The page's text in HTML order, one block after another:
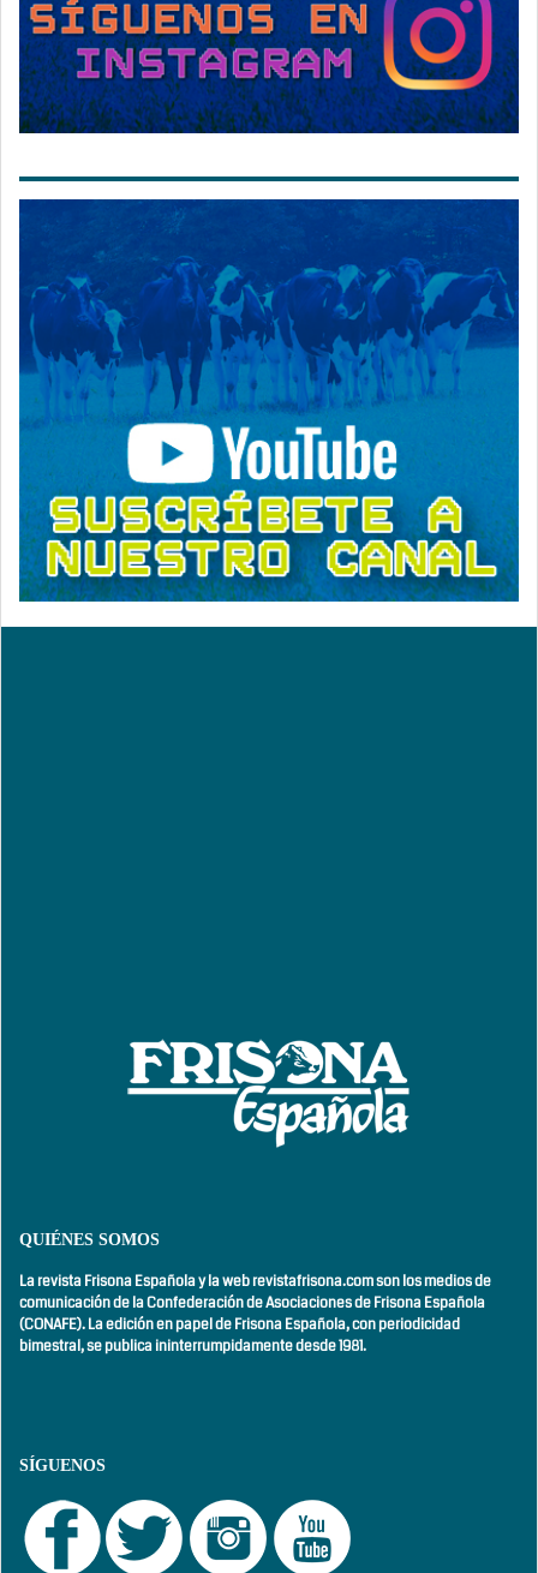
QUIÉNES SOMOS
La revista Frisona Española y la web revistafrisona.com son los medios de
comunicación de la Confederación de Asociaciones de Frisona Española
(CONAFE). La edición en papel de Frisona Española, conperiodicidad
bimestral,se publica ininterrumpidamente desde 1981.
SÍGUENOS